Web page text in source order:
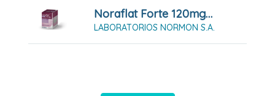
Noraflat Forte 120mg 40 Comprimidos Masticables
LABORATORIOS NORMON S.A.